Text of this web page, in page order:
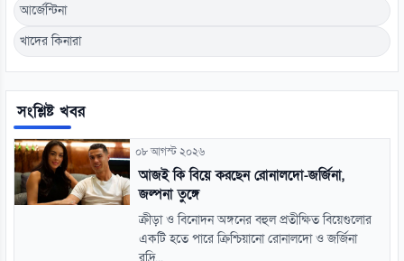
আর্জেন্টিনা
খাদের কিনারা
সংশ্লিষ্ট খবর
০৮ আগস্ট ২০২৬
আজই কি বিয়ে করছেন রোনালদো-জর্জিনা,
জল্পনা তুঙ্গে
ক্রীড়া ও বিনোদন অঙ্গনের বহুল প্রতীক্ষিত বিয়েগুলোর
একটি হতে পারে ক্রিশ্চিয়ানো রোনালদো ও জর্জিনা